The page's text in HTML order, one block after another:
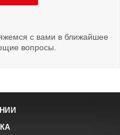
с вами в ближайшее
вопросы.